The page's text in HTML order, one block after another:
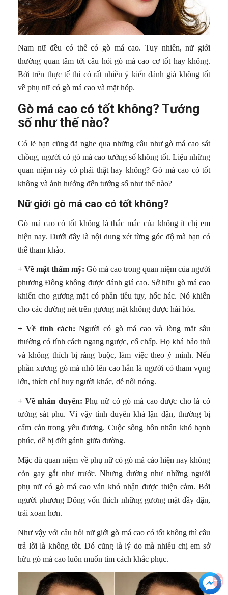
Nam nữ đều có thể có gò má cao. Tuy nhiên, nữ giới
thường quan tâm tới câu hỏi gò má cao cơ tốt hay không.
Bởi trên thực tế thì có rất nhiều ý kiến đánh giá không tốt
về phụ nữ có gò má cao và mặt hóp.
Gò má cao có tốt không? Tướng
số như thế nào?
Có lẽ bạn cũng đã nghe qua những câu như gò má cao sát
chồng, người có gò má cao tướng số không tốt. Liệu những
quan niệm này có phải thật hay không? Gò má cao có tốt
không và ảnh hưởng đến tướng số như thế nào?
Nữ giới gò má cao có tốt không?
Gò má cao có tốt không là thắc mắc của không ít chị em
hiện nay. Dưới đây là nội dung xét từng góc độ mà bạn có
thể tham khảo.
+ Về mặt thẩm mỹ: Gò má cao trong quan niệm của người
phương Đông không được đánh giá cao. Sở hữu gò má cao
khiến cho gương mặt có phần tiều tụy, hốc hác. Nó khiến
cho các đường nét trên gương mặt không được hài hòa.
+ Về tính cách: Người có gò má cao và lòng mắt sâu
thường có tính cách ngang ngược, cố chấp. Họ khá bảo thủ
và không thích bị ràng buộc, làm việc theo ý mình. Nếu
phần xương gò má nhô lên cao hẳn là người có tham vọng
lớn, thích chỉ huy người khác, dễ nổi nóng.
+ Về nhân duyên:Phụ nữ có gò má cao được cho là có
tướng sát phu. Vì vậy tình duyên khá lận đận, thường bị
cấm cản trong yêu đương. Cuộc sống hôn nhân khó hạnh
phúc, dễ bị đứt gánh giữa đường.
Mặc dù quan niệm về phụ nữ có gò má cáo hiện nay không
còn gay gắt như trước. Nhưng dường như những người
phụ nữ có gò má cao vẫn khó nhận được thiện cảm. Bởi
người phương Đông vốn thích những gương mặt đầy đặn,
trái xoan hơn.
Như vậy với câu hỏi nữ giới gò má cao có tốt không thì câu
trả lời là không tốt. Đó cũng là lý do mà nhiều chị em sở
hữu gò má cao luôn muốn tìm cách khắc phục.
+3